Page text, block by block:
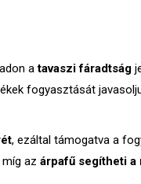
atavaszi fáradtság
fogyasztását
, ezáltal támogatva a
míg az árpafű segítheti a